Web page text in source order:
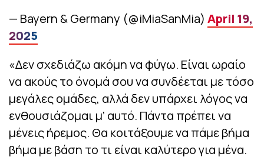
— Bayern & Germany (@iMiaSanMia) April 19,
2025
«Δεν σχεδιάζω ακόμη να φύγω. Είναι ωραίο
να ακούς το όνομά σου να συνδέεται με τόσο
μεγάλες ομάδες, αλλά δεν υπάρχει λόγος να
ενθουσιάζομαι μ’ αυτό. Πάντα πρέπει να
μένεις ήρεμος. Θα κοιτάξουμε να πάμε βήμα
βήμα με βάση το τι είναι καλύτερο για μένα.